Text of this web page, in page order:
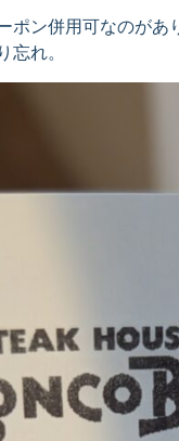
ポン併用可なのがあ
忘れ。